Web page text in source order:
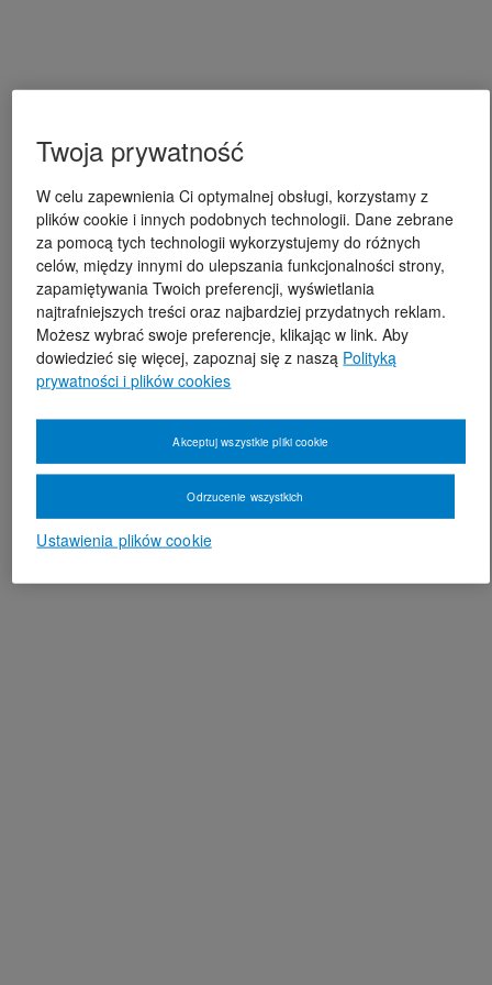
Twoja prywatność
W celu zapewnienia Ci optymalnej obsługi, korzystamy z
plików cookie i innych podobnych technologii. Dane zebrane
za pomocą tych technologii wykorzystujemy do różnych
celów, między innymi do ulepszania funkcjonalności strony,
zapamiętywania Twoich preferencji, wyświetlania
najtrafniejszych treści oraz najbardziej przydatnych reklam.
Możesz wybrać swoje preferencje, klikając w link. Aby
dowiedzieć się więcej, zapoznaj się z naszą Polityką
prywatności i plików cookies
Ustawienia plików cookie
Odrzucenie wszystkich
Akceptuj wszystkie pliki cookie